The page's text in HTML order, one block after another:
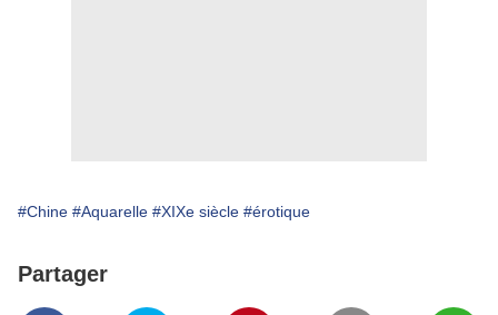
#Chine #Aquarelle #XIXe siècle #érotique
Partager